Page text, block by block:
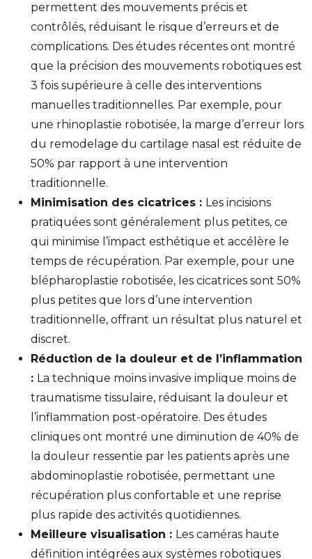
permettent des mouvements précis et
contrôlés, réduisant le risque d’erreurs et de
complications. Des études récentes ont montré
que la précision des mouvements robotiques est
3 fois supérieure à celle des interventions
manuelles traditionnelles. Par exemple, pour
une rhinoplastie robotisée, la marge d’erreur lors
du remodelage du cartilage nasal est réduite de
50% par rapport à une intervention
traditionnelle.
Minimisation des cicatrices : Les incisions
pratiquées sont généralement plus petites, ce
qui minimise l’impact esthétique et accélère le
temps de récupération. Par exemple, pour une
blépharoplastie robotisée, les cicatrices sont 50%
plus petites que lors d’une intervention
traditionnelle, offrant un résultat plus naturel et
discret.
Réduction de la douleur et de l’inflammation
: La technique moins invasive implique moins de
traumatisme tissulaire, réduisant la douleur et
l’inflammation post-opératoire. Des études
cliniques ont montré une diminution de 40% de
la douleur ressentie par les patients après une
abdominoplastie robotisée, permettant une
récupération plus confortable et une reprise
plus rapide des activités quotidiennes.
Meilleure visualisation : Les caméras haute
définition intégrées aux systèmes robotiques